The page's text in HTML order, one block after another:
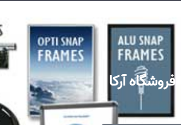
فروشگاه آرکا